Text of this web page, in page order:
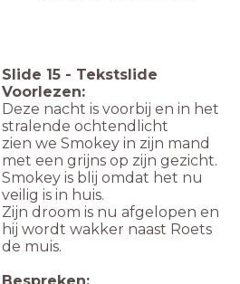
Slide 15 - Tekstslide
Voorlezen:
Deze nacht is voorbij en in het
stralende ochtendlicht
zien we Smokey in zijn mand
met een grijns op zijn gezicht.
Smokey is blij omdat het nu
veilig is in huis.
Zijn droom is nu afgelopen en
hij wordt wakker naast Roets
de muis.